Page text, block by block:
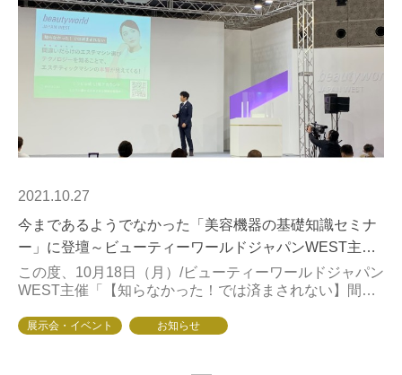
2021.10.27
今まであるようでなかった「美容機器の基礎知識セミナ
ー」に登壇～ビューティーワールドジャパンWEST主催
～
この度、10月18日（月）/ビューティーワールドジャパン
WEST主催「【知らなかった！では済まされない】間違
で、エステティックマシンの本質が見えて...
展示会・イベント お知らせ